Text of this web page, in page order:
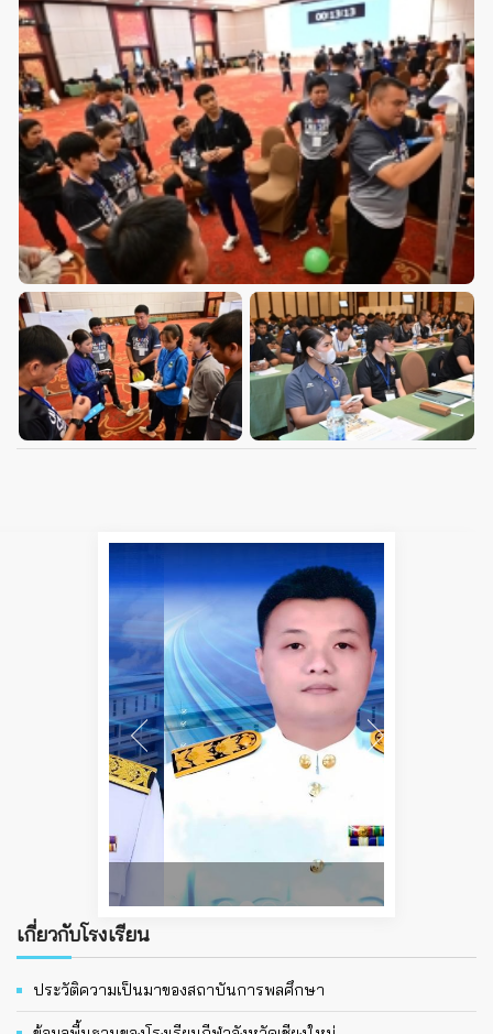
นายธิปนที ออนศรี
เกี่ยวกับโรงเรียน
ประวัติความเป็นมาของสถาบันการพลศึกษา